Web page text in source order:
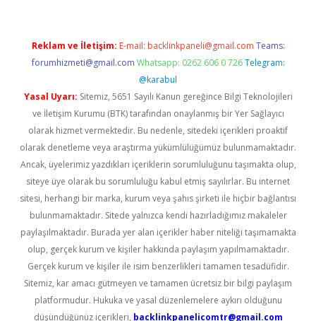
Reklam ve İletişim: E-mail: backlinkpaneli@gmail.com Teams:
forumhizmeti@gmail.com Whatsapp: 0262 606 0 726 Telegram:
@karabul
Yasal Uyarı: Sitemiz, 5651 Sayılı Kanun gereğince Bilgi Teknolojileri
ve İletişim Kurumu (BTK) tarafından onaylanmış bir Yer Sağlayıcı
olarak hizmet vermektedir. Bu nedenle, sitedeki içerikleri proaktif
olarak denetleme veya araştırma yükümlülüğümüz bulunmamaktadır.
Ancak, üyelerimiz yazdıkları içeriklerin sorumluluğunu taşımakta olup,
siteye üye olarak bu sorumluluğu kabul etmiş sayılırlar. Bu internet
sitesi, herhangi bir marka, kurum veya şahıs şirketi ile hiçbir bağlantısı
bulunmamaktadır. Sitede yalnızca kendi hazırladığımız makaleler
paylaşılmaktadır. Burada yer alan içerikler haber niteliği taşımamakta
olup, gerçek kurum ve kişiler hakkında paylaşım yapılmamaktadır.
Gerçek kurum ve kişiler ile isim benzerlikleri tamamen tesadüfidir.
Sitemiz, kar amacı gütmeyen ve tamamen ücretsiz bir bilgi paylaşım
platformudur. Hukuka ve yasal düzenlemelere aykırı olduğunu
düşündüğünüz içerikleri, backlinkpanelicomtr@gmail.com